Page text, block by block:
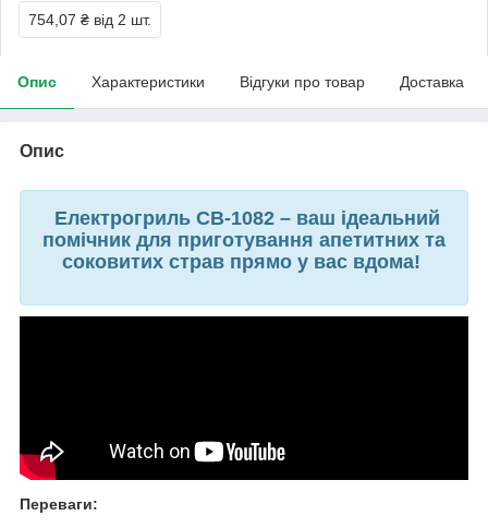
754,07 ₴ від 2 шт.
Опис Характеристики Відгуки про товар Доставка
Опис
Електрогриль СВ-1082 – ваш ідеальний
помічник для приготування апетитних та
соковитих страв прямо у вас вдома!
Переваги: